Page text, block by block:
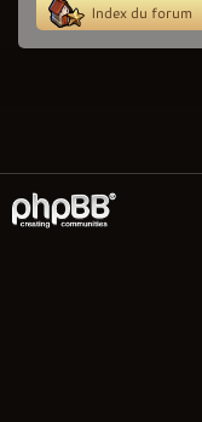
Index du forum